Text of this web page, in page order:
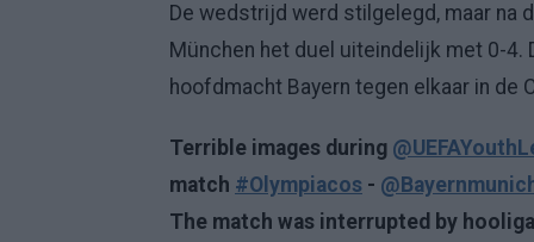
De wedstrijd werd stilgelegd, maar na
München het duel uiteindelijk met 0-4.
hoofdmacht Bayern tegen elkaar in de
Terrible images during
match #Olympiacos -
The match was interrupted by